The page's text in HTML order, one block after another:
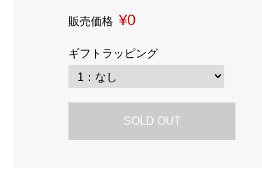
販売価格 ¥0
ギフトラッピング
SOLD OUT